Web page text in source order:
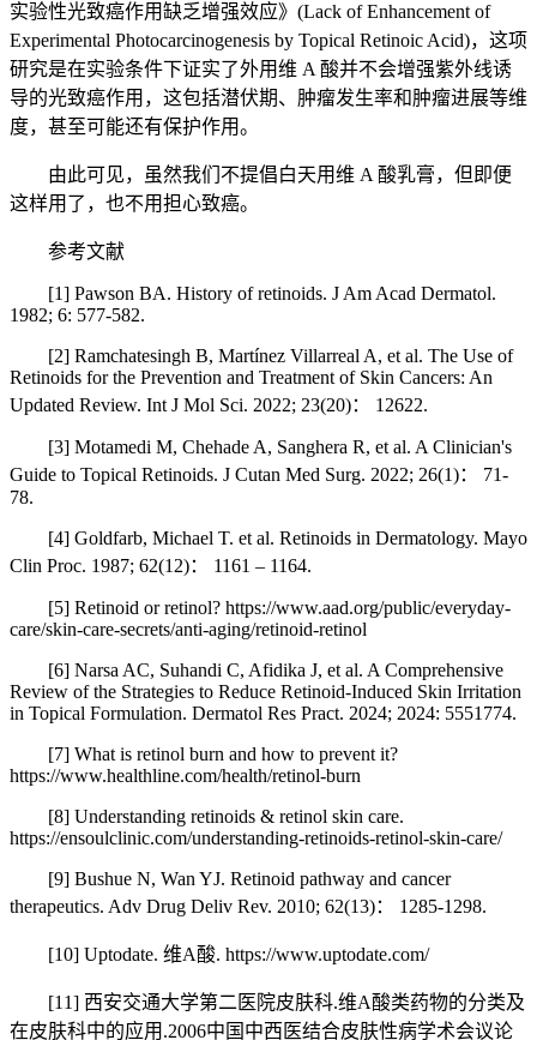
实验性光致癌作用缺乏增强效应》(Lack of Enhancement of
Experimental Photocarcinogenesis by Topical Retinoic Acid)，这项
研究是在实验条件下证实了外用维 A 酸并不会增强紫外线诱
导的光致癌作用，这包括潜伏期、肿瘤发生率和肿瘤进展等维
度，甚至可能还有保护作用。
由此可见，虽然我们不提倡白天用维 A 酸乳膏，但即便
这样用了，也不用担心致癌。
参考文献
[1] Pawson BA. History of retinoids. J Am Acad Dermatol.
1982; 6: 577-582.
[2] Ramchatesingh B, Martínez Villarreal A, et al. The Use of
Retinoids for the Prevention and Treatment of Skin Cancers: An
Updated Review. Int J Mol Sci. 2022; 23(20)： 12622.
[3] Motamedi M, Chehade A, Sanghera R, et al. A Clinician's
Guide to Topical Retinoids. J Cutan Med Surg. 2022; 26(1)： 71-
78.
[4] Goldfarb, Michael T. et al. Retinoids in Dermatology. Mayo
Clin Proc. 1987; 62(12)： 1161 – 1164.
[5] Retinoid or retinol? https://www.aad.org/public/everyday-
care/skin-care-secrets/anti-aging/retinoid-retinol
[6] Narsa AC, Suhandi C, Afidika J, et al. A Comprehensive
Review of the Strategies to Reduce Retinoid-Induced Skin Irritation
in Topical Formulation. Dermatol Res Pract. 2024; 2024: 5551774.
[7] What is retinol burn and how to prevent it?
https://www.healthline.com/health/retinol-burn
[8] Understanding retinoids & retinol skin care.
https://ensoulclinic.com/understanding-retinoids-retinol-skin-care/
[9] Bushue N, Wan YJ. Retinoid pathway and cancer
therapeutics. Adv Drug Deliv Rev. 2010; 62(13)： 1285-1298.
[10] Uptodate. 维A酸. https://www.uptodate.com/
[11] 西安交通大学第二医院皮肤科.维A酸类药物的分类及
在皮肤科中的应用.2006中国中西医结合皮肤性病学术会议论